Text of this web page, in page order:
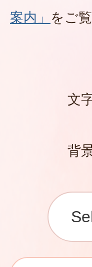
案内」 をご
文
背